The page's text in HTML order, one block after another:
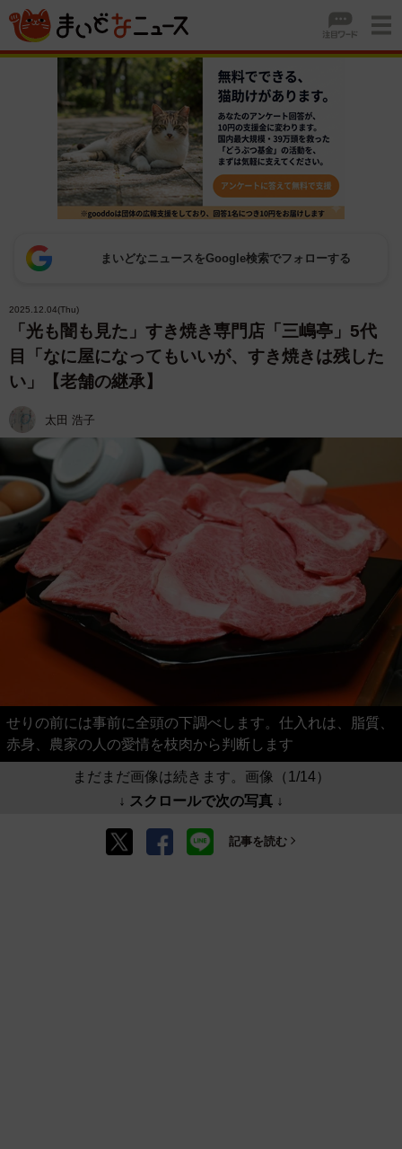
まいどなニュースをGoogle検索でフォローする
2025.12.04(Thu)
「光も闇も見た」すき焼き専門店「三嶋亭」5代
目「なに屋になってもいいが、すき焼きは残した
い」【老舗の継承】
太田 浩子
せりの前には事前に全頭の下調べします。仕入れは、脂質、
赤身、農家の人の愛情を枝肉から判断します
まだまだ画像は続きます。画像（1/14）
↓ スクロールで次の写真 ↓
記事を読む